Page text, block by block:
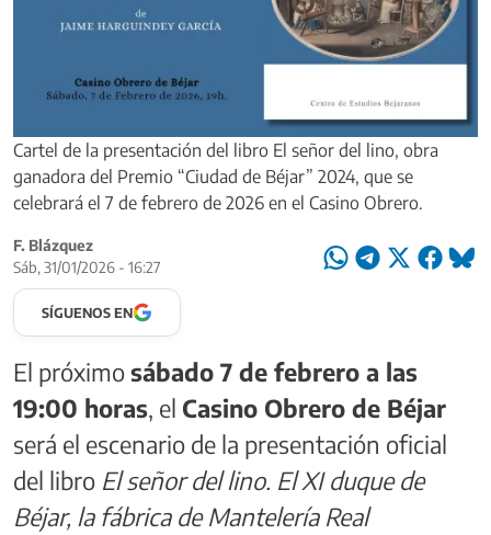
Cartel de la presentación del libro El señor del lino, obra
ganadora del Premio “Ciudad de Béjar” 2024, que se
celebrará el 7 de febrero de 2026 en el Casino Obrero.
F. Blázquez
Sáb, 31/01/2026 - 16:27
SÍGUENOS EN
El próximosábado 7 de febrero a las
19:00 horas, el Casino Obrero de Béjar
será el escenario de la presentación oficial
del libro El señor del lino. El XI duque de
Béjar, la fábrica de Mantelería Real